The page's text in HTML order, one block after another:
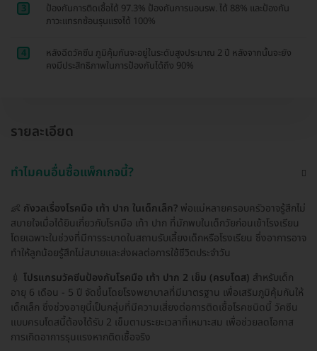
3
ป้องกันการติดเชื้อได้ 97.3% ป้องกันการนอนรพ. ได้ 88% และป้องกัน
ภาวะแทรกซ้อนรุนแรงได้ 100%
4
หลังฉีดวัคซีน ภูมิคุ้มกันจะอยู่ในระดับสูงประมาณ 2 ปี หลังจากนั้นจะยัง
คงมีประสิทธิภาพในการป้องกันได้ถึง 90%
รายละเอียด
ทำไมคนอื่นซื้อแพ็กเกจนี้?
👶 กังวลเรื่องโรคมือ เท้า ปาก ในเด็กเล็ก? พ่อแม่หลายครอบครัวอาจรู้สึกไม่
สบายใจเมื่อได้ยินเกี่ยวกับโรคมือ เท้า ปาก ที่มักพบในเด็กวัยก่อนเข้าโรงเรียน
โดยเฉพาะในช่วงที่มีการระบาดในสถานรับเลี้ยงเด็กหรือโรงเรียน ซึ่งอาการอาจ
ทำให้ลูกน้อยรู้สึกไม่สบายและส่งผลต่อการใช้ชีวิตประจำวัน
💉 โปรแกรมวัคซีนป้องกันโรคมือ เท้า ปาก 2 เข็ม (ครบโดส) สำหรับเด็ก
อายุ 6 เดือน - 5 ปี จัดขึ้นโดยโรงพยาบาลที่มีมาตรฐาน เพื่อเสริมภูมิคุ้มกันให้
เด็กเล็ก ซึ่งช่วงอายุนี้เป็นกลุ่มที่มีความเสี่ยงต่อการติดเชื้อโรคชนิดนี้ วัคซีน
แบบครบโดสนี้ต้องได้รับ 2 เข็มตามระยะเวลาที่เหมาะสม เพื่อช่วยลดโอกาส
การเกิดอาการรุนแรงหากติดเชื้อจริง